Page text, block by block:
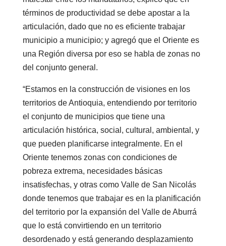
términos de productividad se debe apostar a la
articulación, dado que no es eficiente trabajar
municipio a municipio; y agregó que el Oriente es
una Región diversa por eso se habla de zonas no
del conjunto general.
“Estamos en la construcción de visiones en los
territorios de Antioquia, entendiendo por territorio
el conjunto de municipios que tiene una
articulación histórica, social, cultural, ambiental, y
que pueden planificarse integralmente. En el
Oriente tenemos zonas con condiciones de
pobreza extrema, necesidades básicas
insatisfechas, y otras como Valle de San Nicolás
donde tenemos que trabajar es en la planificación
del territorio por la expansión del Valle de Aburrá
que lo está convirtiendo en un territorio
desordenado y está generando desplazamiento